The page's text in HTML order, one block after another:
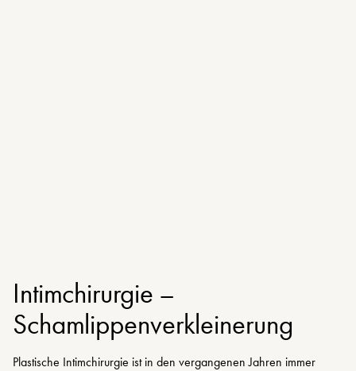
Intimchirurgie –
Schamlippenverkleinerung
Plastische Intimchirurgie ist in den vergangenen Jahren immer